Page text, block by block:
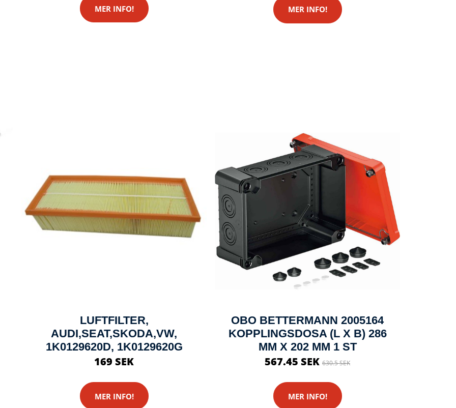
MER INFO! MER INFO!
LUFTFILTER,
AUDI,SEAT,SKODA,VW,
1K0129620D, 1K0129620G
169 SEK
MER INFO!
OBO BETTERMANN 2005164
KOPPLINGSDOSA (L X B) 286
MM X 202 MM 1 ST
567.45 SEK 630.5 SEK
MER INFO!